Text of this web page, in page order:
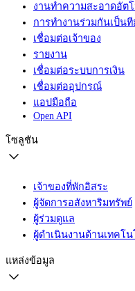
งานทำความสะอาดอัต
การทำงานร่วมกันเป็นที
เชื่อมต่อเจ้าของ
รายงาน
เชื่อมต่อระบบการเงิน
เชื่อมต่ออุปกรณ์
แอปมือถือ
Open API
โซลูชัน
เจ้าของที่พักอิสระ
ผู้จัดการอสังหาริมทรัพย์
ผู้ร่วมดูแล
ผู้ดำเนินงานด้านเทคโน
แหล่งข้อมูล